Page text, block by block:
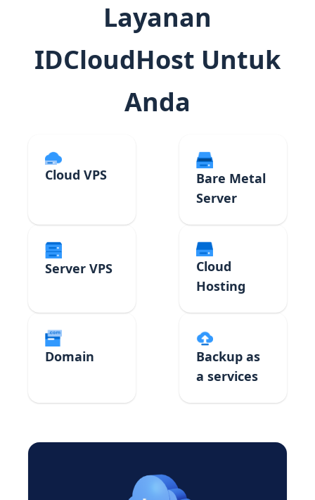
Layanan
IDCloudHost Untuk
Anda
Cloud VPS
Bare Metal
Server
Server VPS
Cloud
Hosting
Domain
Backup as
a services